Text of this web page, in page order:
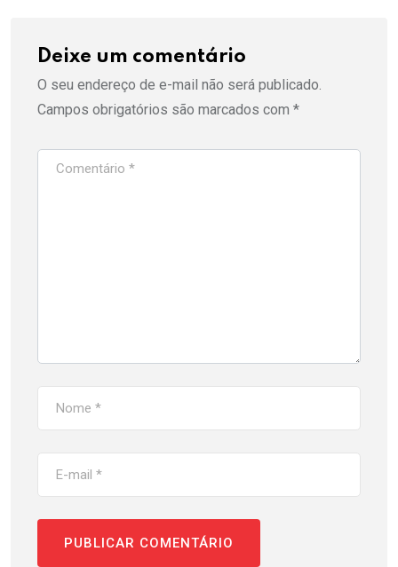
Deixe um comentário
O seu endereço de e-mail não será publicado.
Campos obrigatórios são marcados com *